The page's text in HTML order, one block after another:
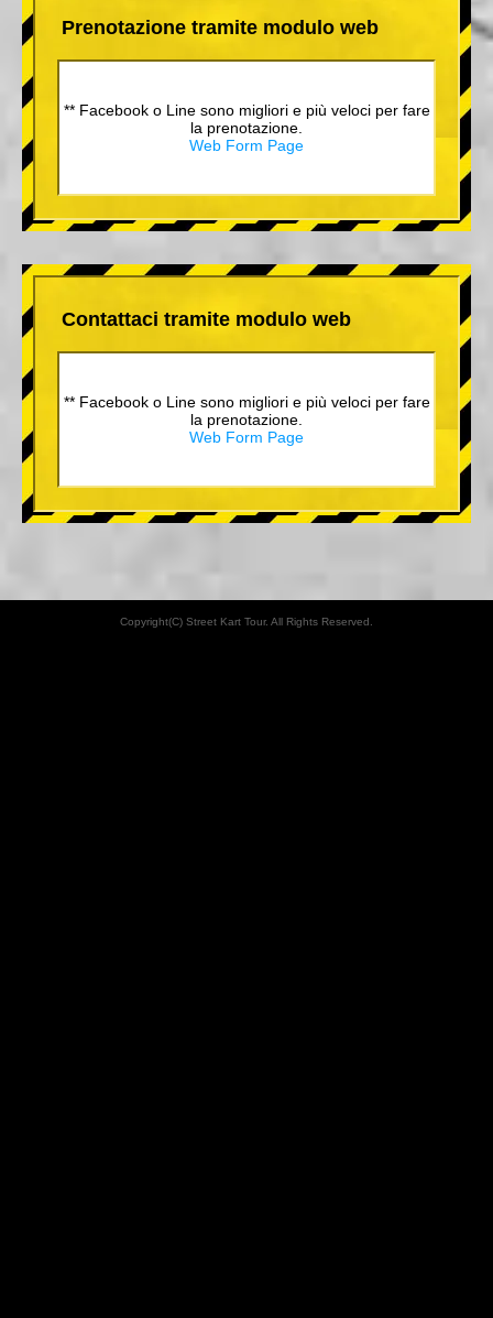
Prenotazione tramite modulo web
** Facebook o Line sono migliori e più veloci per fare
la prenotazione.
Web Form Page
Contattaci tramite modulo web
** Facebook o Line sono migliori e più veloci per fare
la prenotazione.
Web Form Page
Copyright(C) Street Kart Tour. All Rights Reserved.